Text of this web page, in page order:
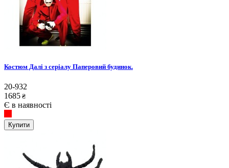
Костюм Далі з серіалу Паперовий будинок.
20-932
1685 ₴
Є в наявності
Купити